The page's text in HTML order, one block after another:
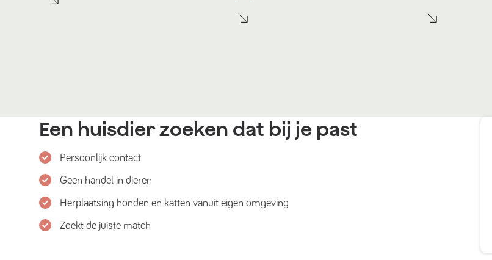
Een huisdier zoeken dat bij je past
Persoonlijk contact
Geen handel in dieren
Herplaatsing honden en katten vanuit eigen omgeving
Zoekt de juiste match